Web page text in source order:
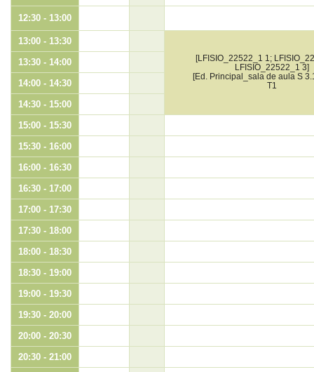
12:30 - 13:00
13:00 - 13:30
[LFISIO_22522_1 1;
LFISIO_22522_1 3]
[Ed. Principal_sala de aula S
T1
13:30 - 14:00
14:00 - 14:30
14:30 - 15:00
15:00 - 15:30
15:30 - 16:00
16:00 - 16:30
16:30 - 17:00
17:00 - 17:30
17:30 - 18:00
18:00 - 18:30
18:30 - 19:00
19:00 - 19:30
19:30 - 20:00
20:00 - 20:30
20:30 - 21:00